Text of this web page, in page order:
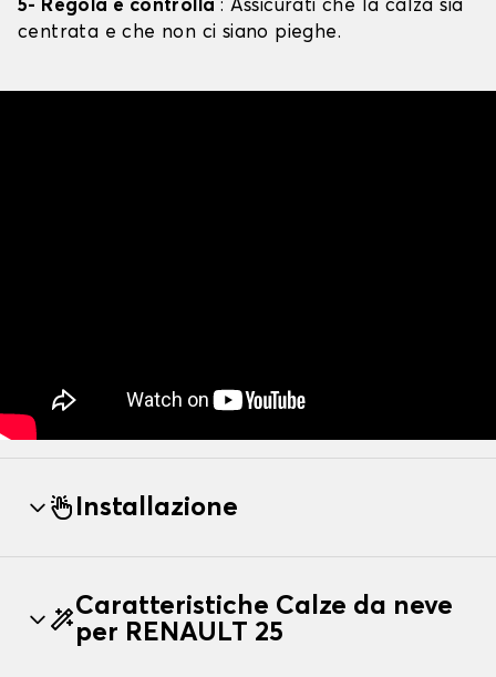
5- Regola e controlla : Assicurati che la calza sia
centrata e che non ci siano pieghe.
Installazione
Caratteristiche Calze da neve
per RENAULT 25